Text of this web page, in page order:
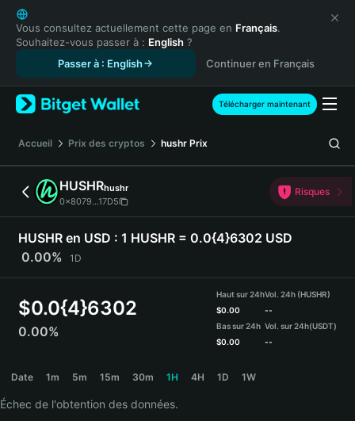
English
日本語
Tiếng Việt
Español (Latinoamérica)
Türkçe
Français
Deutsch
简体中文
繁體中文
Português (Portugal)
Bahasa Indonesia
ภาษาไทย
हिन्दी
Español
Português (Brasil)
Vous consultez actuellement cette page en Français.
Souhaitez-vous passer à : English ?
Passer à : English
Continuer en Français
Télécharger maintenant
Accueil Prix des cryptos hushr Prix
HUSHRhushr
0x8079...17D5
Risques
HUSHR en USD : 1 HUSHR = 0.0{4}6302 USD
0.00%
1D
$0.0{4}6302
0.00%
Haut sur 24h
$0.00
Bas sur 24h
$0.00
Vol. 24h (HUSHR)
--
Vol. sur 24h(USDT)
--
Date 1m 5m 15m 30m 1H 4H 1D 1W
Échec de l'obtention des données.